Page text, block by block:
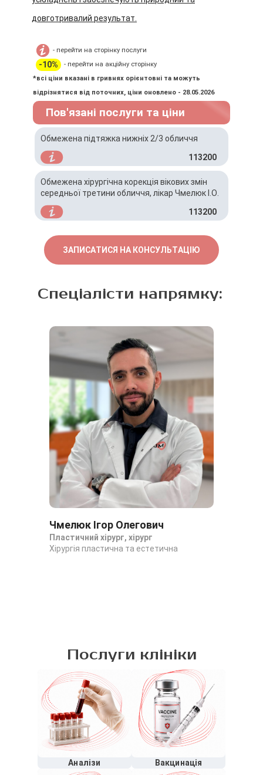
довготривалий результат.
- перейти на сторінку послуги
-10%
- перейти на акційну сторінку
*всі ціни вказані в гривнях орієнтовні та можуть
відрізнятися від поточних, ціни оновлено - 28.05.2026
Пов'язані послуги та ціни
Обмежена підтяжка нижніх 2/3 обличчя
113200
Обмежена хірургічна корекція вікових змін
середньої третини обличчя, лікар Чмелюк І.О.
113200
ЗАПИСАТИСЯ НА КОНСУЛЬТАЦІЮ
Спеціалісти напрямку:
Чмелюк Ігор Олегович
Пластичний хірург, хірург
Хірургія пластична та естетична
Послуги клініки
Аналізи Вакцинація